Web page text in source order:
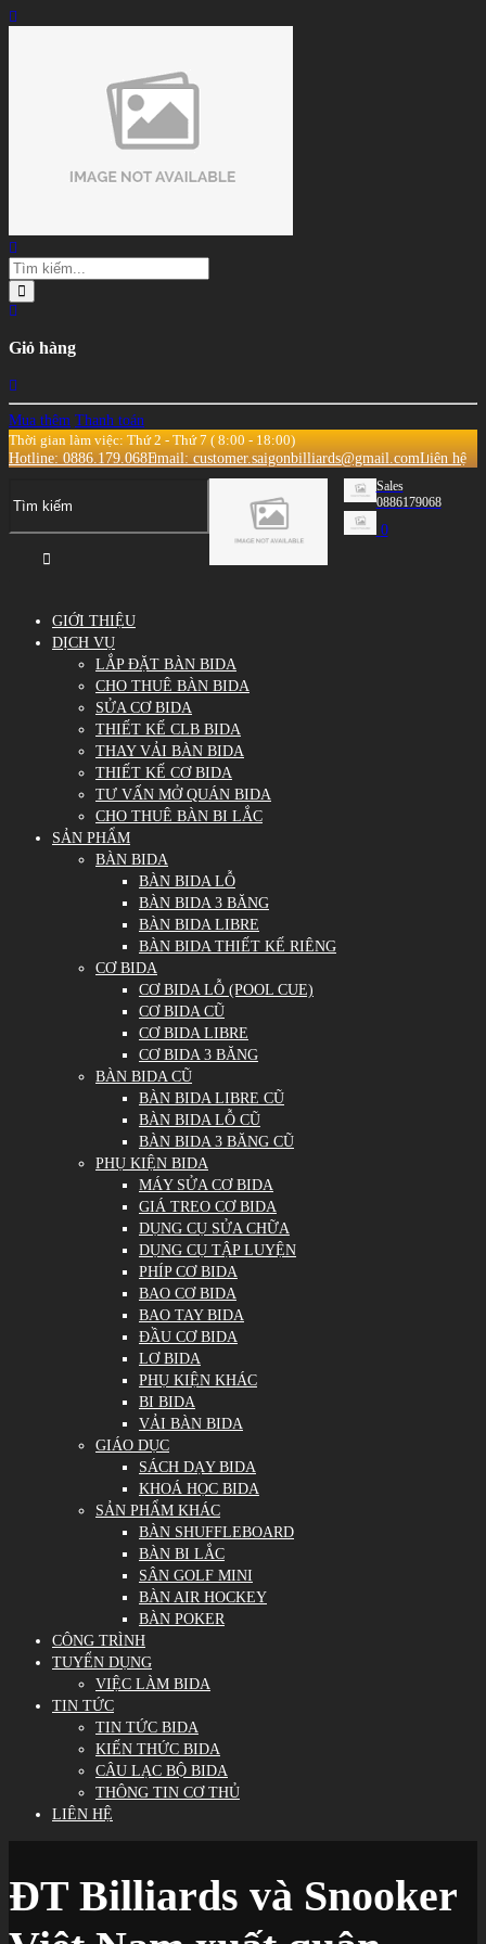
Giỏ hàng
Mua thêm Thanh toán
Thời gian làm việc: Thứ 2 - Thứ 7 ( 8:00 - 18:00)
Hotline: 0886.179.068Email: customer.saigonbilliards@gmail.comLiên hệ
Sales
0886179068
0
GIỚI THIỆU
DỊCH VỤ
LẮP ĐẶT BÀN BIDA
CHO THUÊ BÀN BIDA
SỬA CƠ BIDA
THIẾT KẾ CLB BIDA
THAY VẢI BÀN BIDA
THIẾT KẾ CƠ BIDA
TƯ VẤN MỞ QUÁN BIDA
CHO THUÊ BÀN BI LẮC
SẢN PHẨM
BÀN BIDA
BÀN BIDA LỖ
BÀN BIDA 3 BĂNG
BÀN BIDA LIBRE
BÀN BIDA THIẾT KẾ RIÊNG
CƠ BIDA
CƠ BIDA LỖ (POOL CUE)
CƠ BIDA CŨ
CƠ BIDA LIBRE
CƠ BIDA 3 BĂNG
BÀN BIDA CŨ
BÀN BIDA LIBRE CŨ
BÀN BIDA LỖ CŨ
BÀN BIDA 3 BĂNG CŨ
PHỤ KIỆN BIDA
MÁY SỬA CƠ BIDA
GIÁ TREO CƠ BIDA
DỤNG CỤ SỬA CHỮA
DỤNG CỤ TẬP LUYỆN
PHÍP CƠ BIDA
BAO CƠ BIDA
BAO TAY BIDA
ĐẦU CƠ BIDA
LƠ BIDA
PHỤ KIỆN KHÁC
BI BIDA
VẢI BÀN BIDA
GIÁO DỤC
SÁCH DẠY BIDA
KHOÁ HỌC BIDA
SẢN PHẨM KHÁC
BÀN SHUFFLEBOARD
BÀN BI LẮC
SÂN GOLF MINI
BÀN AIR HOCKEY
BÀN POKER
CÔNG TRÌNH
TUYỂN DỤNG
VIỆC LÀM BIDA
TIN TỨC
TIN TỨC BIDA
KIẾN THỨC BIDA
CÂU LẠC BỘ BIDA
THÔNG TIN CƠ THỦ
LIÊN HỆ
ĐT Billiards và Snooker